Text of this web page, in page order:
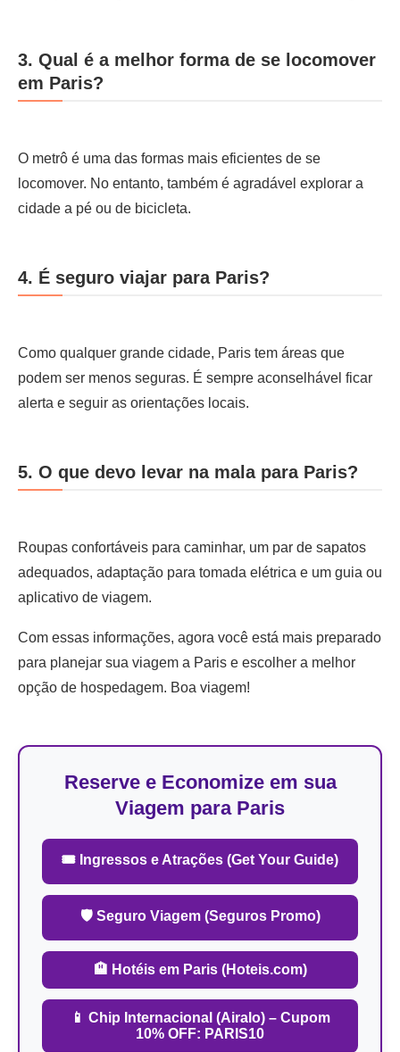
3. Qual é a melhor forma de se locomover
em Paris?
O metrô é uma das formas mais eficientes de se
locomover. No entanto, também é agradável explorar a
cidade a pé ou de bicicleta.
4. É seguro viajar para Paris?
Como qualquer grande cidade, Paris tem áreas que
podem ser menos seguras. É sempre aconselhável ficar
alerta e seguir as orientações locais.
5. O que devo levar na mala para Paris?
Roupas confortáveis para caminhar, um par de sapatos
adequados, adaptação para tomada elétrica e um guia ou
aplicativo de viagem.
Com essas informações, agora você está mais preparado
para planejar sua viagem a Paris e escolher a melhor
opção de hospedagem. Boa viagem!
Reserve e Economize em sua
Viagem para Paris
🎟 Ingressos e Atrações (Get Your Guide)
🛡 Seguro Viagem (Seguros Promo)
🏨 Hotéis em Paris (Hoteis.com)
📱 Chip Internacional (Airalo) – Cupom
10% OFF: PARIS10